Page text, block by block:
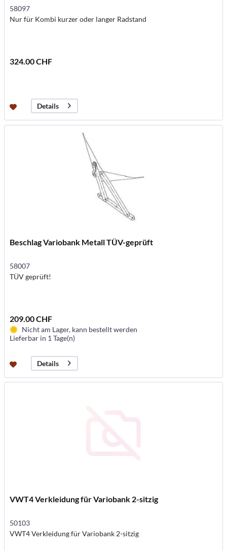
58097
Nur für Kombi kurzer oder langer Radstand
324.00 CHF
Details
Beschlag Variobank Metall TÜV-geprüft
58007
TÜV geprüft!
209.00 CHF
Nicht am Lager, kann bestellt werden
Lieferbar in 1 Tage(n)
Details
VWT4 Verkleidung für Variobank 2-sitzig
50103
VWT4 Verkleidung für Variobank 2-sitzig